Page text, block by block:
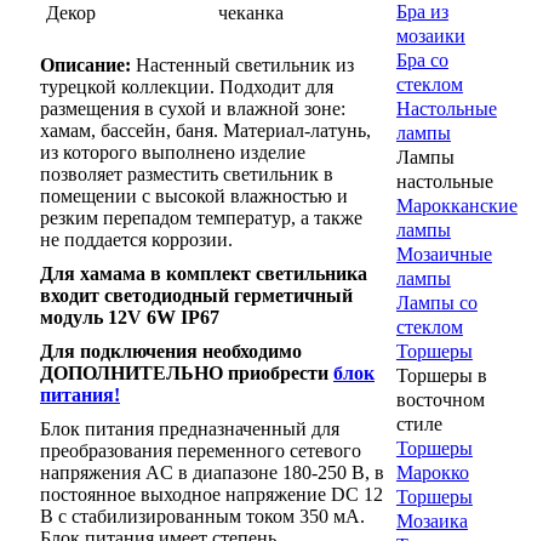
Декор
чеканка
Описание: Настенный светильник из
турецкой коллекции. Подходит для
размещения в сухой и влажной зоне:
хамам, бассейн, баня. Материал-латунь,
из которого выполнено изделие
позволяет разместить светильник в
помещении с высокой влажностью и
резким перепадом температур, а также
не поддается коррозии.
Для хамама в комплект светильника
входит светодиодный герметичный
модуль 12V 6W IP67
Для подключения необходимо
ДОПОЛНИТЕЛЬНО приобрести блок
питания!
Блок питания предназначенный для
преобразования переменного сетевого
напряжения AC в диапазоне 180-250 В, в
постоянное выходное напряжение DC 12
В с стабилизированным током 350 мА.
Бра из
мозаики
Бра со
стеклом
Настольные
лампы
Лампы
настольные
Марокканские
лампы
Мозаичные
лампы
Лампы со
стеклом
Торшеры
Торшеры в
восточном
стиле
Торшеры
Марокко
Торшеры
Мозаика